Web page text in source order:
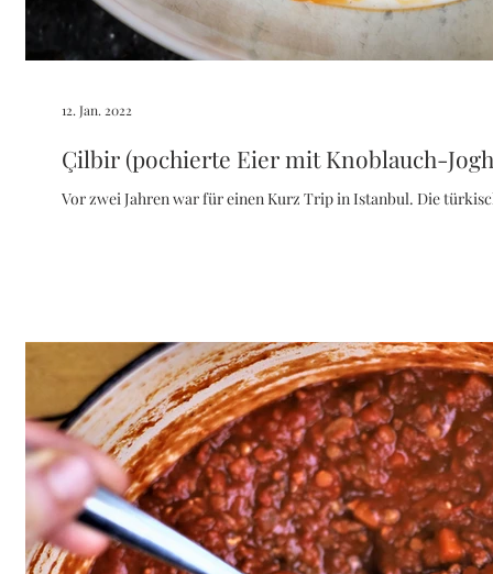
Çilbir (pochierte Eier mit Knoblauch-
Vor zwei Jahren war für einen Kurz Trip in Istanbul. Die
12. Jan. 2022